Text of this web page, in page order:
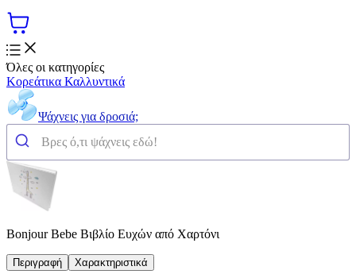
Όλες οι κατηγορίες
Κορεάτικα Καλλυντικά
Ψάχνεις για δροσιά;
Bonjour Bebe Βιβλίο Ευχών από Χαρτόνι
Περιγραφή Χαρακτηριστικά